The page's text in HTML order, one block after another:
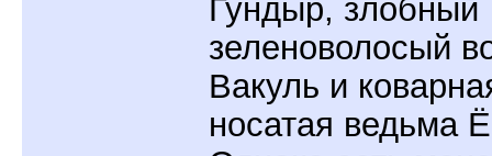
Гундыр, злобный
зеленоволосый
Вакуль и
носатая ведьма